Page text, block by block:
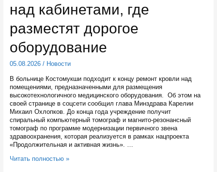
войне
над кабинетами, где
разместят дорогое
оборудование
05.08.2026/ Новости
В больнице Костомукши подходит к концу ремонт кровли над
помещениями, предназначенными для размещения
высокотехнологичного медицинского оборудования. Об этом на
своей странице в соцсети сообщил глава Минздрава Карелии
Михаил Охлопков. До конца года учреждение получит
спиральный компьютерный томограф и магнито-резонансный
томограф по программе модернизации первичного звена
здравоохранения, которая реализуется в рамках нацпроекта
«Продолжительная и активная жизнь». …
В
Читать полностью »